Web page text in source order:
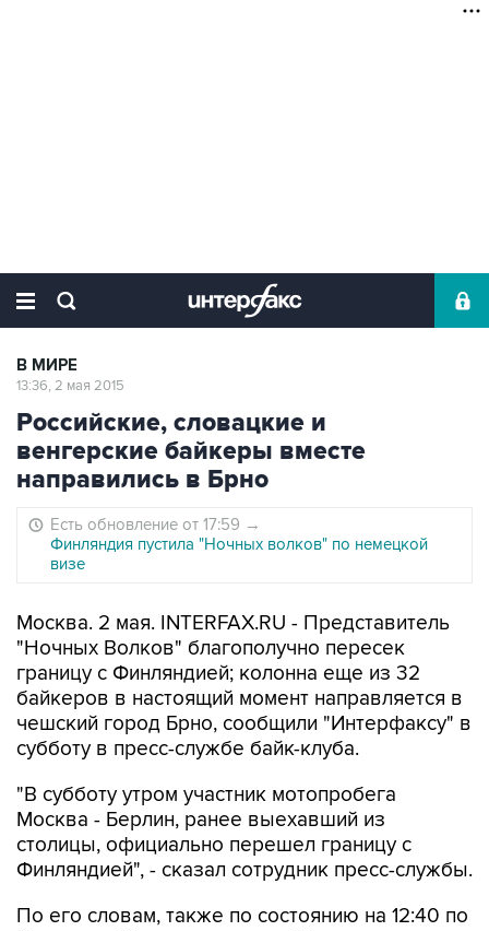
В МИРЕ
13:36, 2 мая 2015
Российские, словацкие и
венгерские байкеры вместе
направились в Брно
Есть обновление от 17:59 →
Финляндия пустила "Ночных волков" по немецкой
визе
Москва. 2 мая. INTERFAX.RU - Представитель
"Ночных Волков" благополучно пересек
границу с Финляндией; колонна еще из 32
байкеров в настоящий момент направляется в
чешский город Брно, сообщили "Интерфаксу" в
субботу в пресс-службе байк-клуба.
"В субботу утром участник мотопробега
Москва - Берлин, ранее выехавший из
столицы, официально перешел границу с
Финляндией", - сказал сотрудник пресс-службы.
По его словам, также по состоянию на 12:40 по